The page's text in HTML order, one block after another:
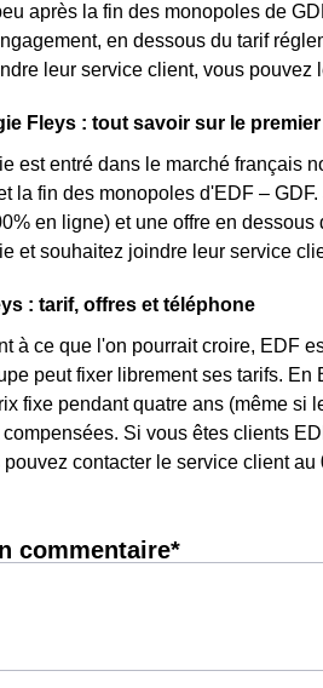
après la fin des monopoles de
en dessous du tarif
leur service client, vous pouvez
Fleys : tout savoir sur le
est entré dans le marché français
la fin des monopoles d'EDF –
en ligne) et une offre en
et souhaitez joindre leur service
: tarif, offres et téléphone
à ce que l'on pourrait croire, EDF
peut fixer librement ses tarifs.
fixe pendant quatre ans (même si
Si vous êtes clients
contacter le service client au
commentaire*